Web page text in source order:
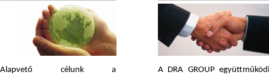
Alapvető célunk a
A DRA GROUP